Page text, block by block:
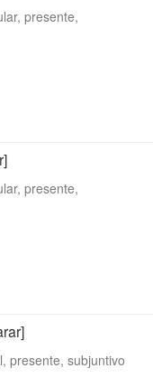
presente,
presente,
presente, subjuntivo